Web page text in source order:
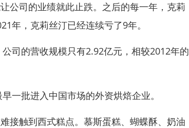
司的业绩就此止跌。之后的每一年，克莉
年，克莉丝汀已经连续亏了9年。
的营收规模只有2.92亿元，相较2012年的
批进入中国市场的外资烘焙企业。
触到西式糕点。慕斯蛋糕、蝴蝶酥、奶油